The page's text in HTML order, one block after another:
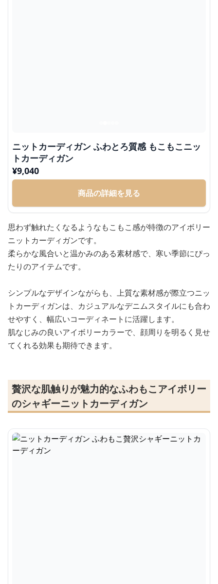
ニットカーディガン ふわとろ質感 もこもこニッ
トカーディガン
¥9,040
商品の詳細を見る
思わず触れたくなるようなもこもこ感が特徴のアイボリー
ニットカーディガンです。
柔らかな風合いと温かみのある素材感で、寒い季節にぴっ
たりのアイテムです。
シンプルなデザインながらも、上質な素材感が際立つニッ
トカーディガンは、カジュアルなデニムスタイルにも合わ
せやすく、幅広いコーディネートに活躍します。
肌なじみの良いアイボリーカラーで、顔周りを明るく見せ
てくれる効果も期待できます。
贅沢な肌触りが魅力的なふわもこアイボリー
のシャギーニットカーディガン